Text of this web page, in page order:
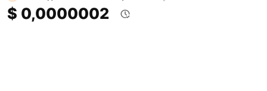
$ 0,0000002